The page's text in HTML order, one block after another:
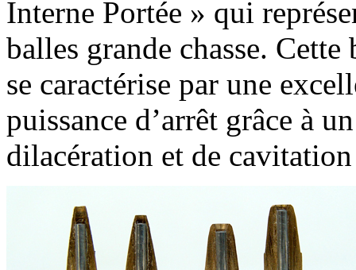
Interne Portée » qui
balles grande chasse.
se caractérise par une
puissance d’arrêt grâce à
dilacération et de